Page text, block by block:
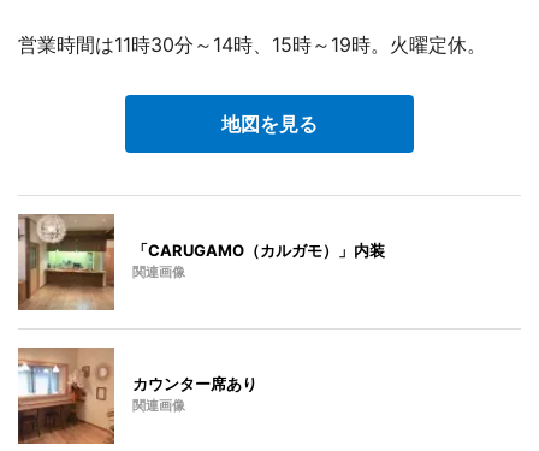
営業時間は11時30分～14時、15時～19時。火曜定休。
地図を見る
「CARUGAMO（カルガモ）」内装
関連画像
カウンター席あり
関連画像